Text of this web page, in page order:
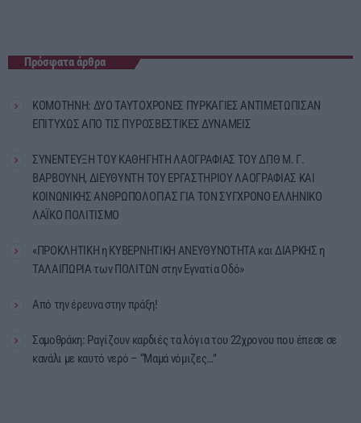
Πρόσφατα άρθρα
ΚΟΜΟΤΗΝΗ: ΔΥΟ ΤΑΥΤΟΧΡΟΝΕΣ ΠΥΡΚΑΓΙΕΣ ΑΝΤΙΜΕΤΩΠΙΣΑΝ
ΕΠΙΤΥΧΩΣ ΑΠΟ ΤΙΣ ΠΥΡΟΣΒΕΣΤΙΚΕΣ ΔΥΝΑΜΕΙΣ
ΣΥΝΕΝΤΕΥΞΗ ΤΟΥ ΚΑΘΗΓΗΤΗ ΛΑΟΓΡΑΦΙΑΣ ΤΟΥ ΔΠΘ Μ. Γ.
ΒΑΡΒΟΥΝΗ, ΔΙΕΥΘΥΝΤΗ ΤΟΥ ΕΡΓΑΣΤΗΡΙΟΥ ΛΑΟΓΡΑΦΙΑΣ ΚΑΙ
ΚΟΙΝΩΝΙΚΗΣ ΑΝΘΡΩΠΟΛΟΓΙΑΣ ΓΙΑ ΤΟΝ ΣΥΓΧΡΟΝΟ ΕΛΛΗΝΙΚΟ
ΛΑΪΚΟ ΠΟΛΙΤΙΣΜΟ
«ΠΡΟΚΛΗΤΙΚΗ η ΚΥΒΕΡΝΗΤΙΚΗ ΑΝΕΥΘΥΝΟΤΗΤΑ και ΔΙΑΡΚΗΣ η
ΤΑΛΑΙΠΩΡΙΑ των ΠΟΛΙΤΩΝ στην Εγνατία Οδό»
Από την έρευνα στην πράξη!
Σαμοθράκη: Ραγίζουν καρδιές τα λόγια του 22χρονου που έπεσε σε
κανάλι με καυτό νερό – “Μαμά νόμιζες…”